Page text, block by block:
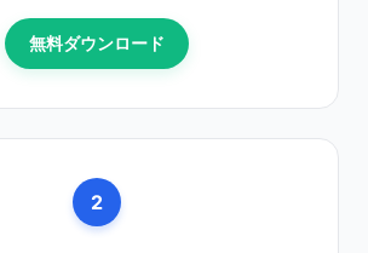
無料ダウンロード
2